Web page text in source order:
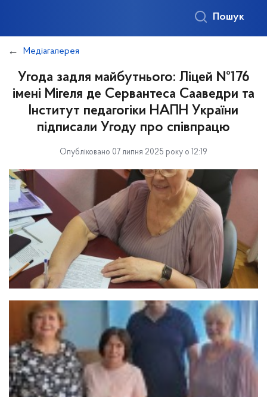
Пошук
Медіагалерея
Угода задля майбутнього: Ліцей №176
імені Мігеля де Сервантеса Сааведри та
Інститут педагогіки НАПН України
підписали Угоду про співпрацю
Опубліковано 07 липня 2025 року о 12:19